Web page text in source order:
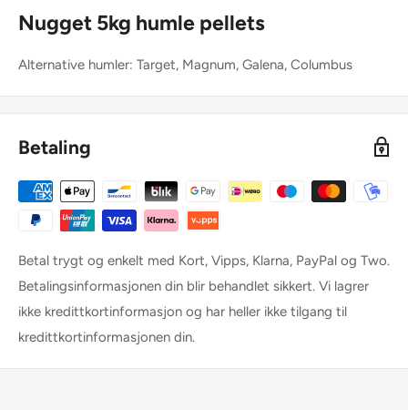
Nugget 5kg humle pellets
Alternative humler: Target, Magnum, Galena, Columbus
Betaling
Betal trygt og enkelt med Kort, Vipps, Klarna, PayPal og Two.
Betalingsinformasjonen din blir behandlet sikkert. Vi lagrer
ikke kredittkortinformasjon og har heller ikke tilgang til
kredittkortinformasjonen din.